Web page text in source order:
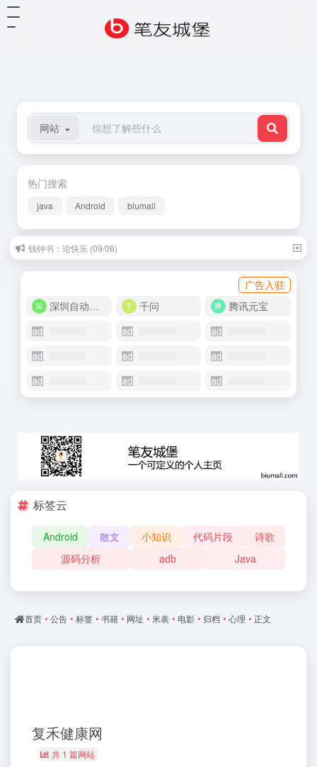
网站
热门搜索
java Android biumall
钱钟书：论快乐 (09/06)
广告入驻
深圳自动化商城
千问 腾讯元宝
标签云
Android 散文 小知识 代码片段
诗歌
源码分析
adb Java
首页 • 公告 • 标签 • 书籍 • 网址 • 米表 • 电影 • 归档 • 心理 • 正文
复禾健康网
共 1 篇网站